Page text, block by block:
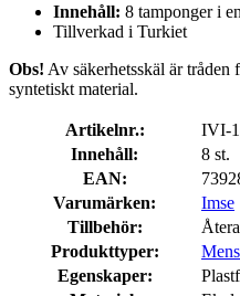
Innehåll: 8 tamponger i
Tillverkad i Turkiet
Obs! Av säkerhetsskäl är tråden
syntetiskt material.
Artikelnr.:
IVI-
Innehåll:
8 st.
EAN:
Varumärken:
Imse
Tillbehör:
Produkttyper:
Egenskaper: